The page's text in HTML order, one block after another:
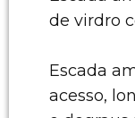
de virdro
Escada
acesso,